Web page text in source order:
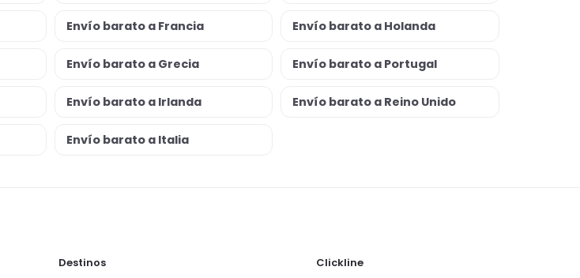
Envío barato a Francia
Envío barato a Grecia
Envío barato a Irlanda
Envío barato a Italia
Envío barato a Holanda
Envío barato a Portugal
Envío barato a Reino Unido
Destinos Clickline